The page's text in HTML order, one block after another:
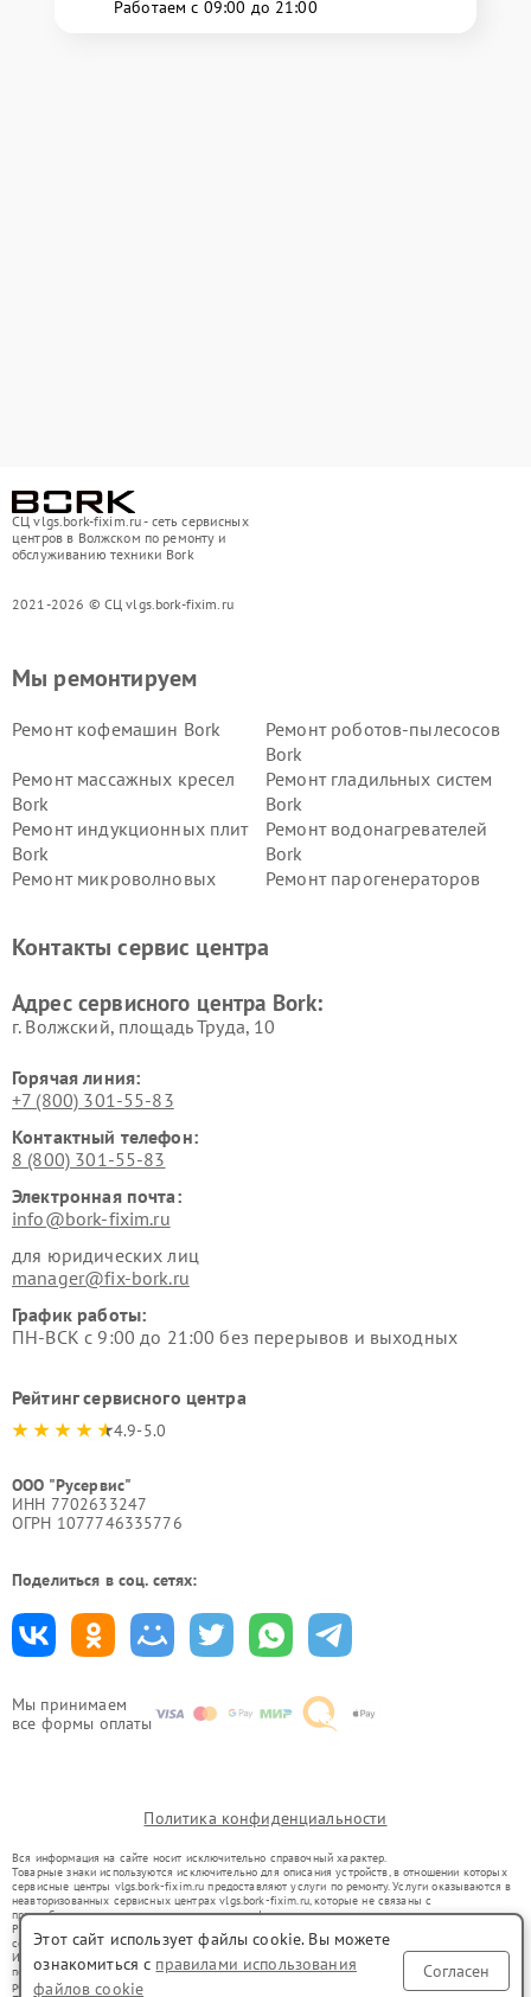
Работаем с 09:00 до 21:00
СЦ vlgs.bork-fixim.ru - сеть сервисных
центров в Волжском по ремонту и
обслуживанию техники Bork
2021-2026 © СЦ vlgs.bork-fixim.ru
Мы принимаем
все формы оплаты
Мы ремонтируем
Ремонт кофемашин Bork
Ремонт роботов-пылесосов
Bork
Ремонт массажных кресел
Bork
Ремонт гладильных систем
Bork
Ремонт индукционных плит
Bork
Ремонт водонагревателей
Bork
Ремонт микроволновых
Ремонт парогенераторов
воздуха Bork
Bork
Bork
Контакты сервис центра
Адрес сервисного центра Bork:
г. Волжский, площадь Труда, 10
Горячая линия:
+7 (800) 301-55-83
Контактный телефон:
8 (800) 301-55-83
Электронная почта:
info@bork-fixim.ru
для юридических лиц
manager@fix-bork.ru
График работы:
ПН-ВСК с 9:00 до 21:00 без перерывов и выходных
Рейтинг сервисного центра
4.9-5.0
ООО "Русервис"
ИНН 7702633247
ОГРН 1077746335776
Поделиться в соц. сетях:
Политика конфиденциальности
Вся информация на сайте носит исключительно справочный характер.
Товарные знаки используются исключительно для описания устройств, в отношении которых
сервисные центры vlgs.bork-fixim.ru предоставляют услуги по ремонту. Услуги оказываются в
неавторизованных сервисных центрах vlgs.bork-fixim.ru, которые не связаны с
правообладателями товарных знаков или их официальными представителями.
Ремонт осуществляется для устройств, уже введенных в гражданский оборот в соответствии
со статьей 1487 ГК РФ.
Использование товарных знаков не преследует цели индивидуализации услуг или введения
потребителей в заблуждение, а служит для информирования о предоставляемых услугах по
ремонту техники указанных брендов.
Этот сайт использует файлы cookie. Вы можете
ознакомиться с правилами использования
файлов cookie
Согласен